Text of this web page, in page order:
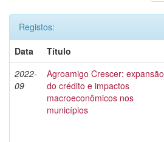
Registos:
Data
Título
2022-
09
Agroamigo Crescer: expansão
do crédito e impactos
macroeconômicos nos
municípios